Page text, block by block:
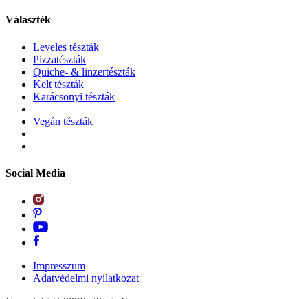
Választék
Leveles tészták
Pizzatészták
Quiche- & linzertészták
Kelt tészták
Karácsonyi tészták
Vegán tészták
Social Media
Impresszum
Adatvédelmi nyilatkozat